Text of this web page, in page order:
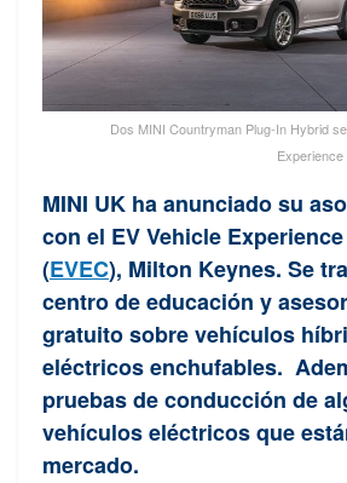
Dos MINI Countryman Plug-In Hybrid
Experience
MINI UK ha anunciado su
con el EV Vehicle
(EVEC), Milton Keynes. Se
centro de educación y
gratuito sobre vehículos
eléctricos enchufables.
pruebas de conducción de
vehículos eléctricos que
mercado.